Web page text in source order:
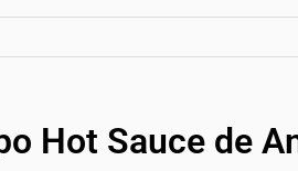
Hot Sauce de